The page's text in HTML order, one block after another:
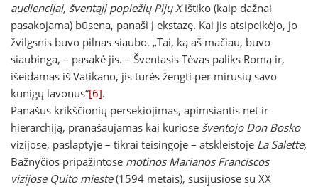
audiencijai, šventąjį popiežių Pijų Xištiko (kaip dažnai
pasakojama) būsena, panaši į ekstazę. Kai jis atsipeikėjo, jo
žvilgsnis buvo pilnas siaubo. „Tai, ką aš mačiau, buvo
siaubinga, – pasakė jis. – Šventasis Tėvas paliks Romą ir,
išeidamas iš Vatikano, jis turės žengti per mirusių savo
kunigų lavonus“[6].
Panašus krikščionių persekiojimas, apimsiantis net ir
hierarchiją, pranašaujamas kai kuriose šventojo Don Bosko
vizijose, paslaptyje – tikrai teisingoje – atskleistoje La Salette,
Bažnyčios pripažintose motinos Marianos Franciscos
vizijose Quito mieste(1594 metais), susijusiose su XX